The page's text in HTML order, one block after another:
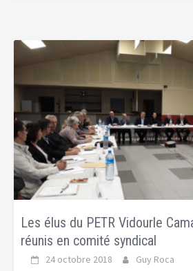
Les élus du PETR Vidourle
réunis en comité syndical
24 octobre 2018 Guy Roca